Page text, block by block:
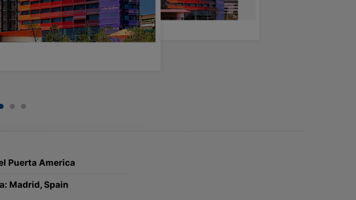
Puerta America
Madrid, Spain